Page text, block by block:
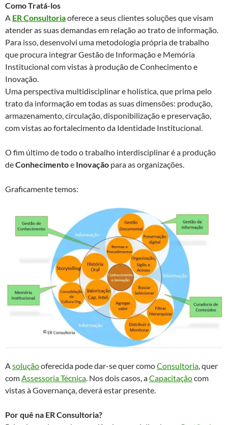
Como Tratá-los
A ER Consultoriaoferece a seus clientes soluções que visam
atender as suas demandas em relação ao trato de informação.
Para isso, desenvolvi uma metodologia própria de trabalho
que procura integrar Gestão de Informação e Memória
Institucional com vistas à produção de Conhecimento e
Inovação.
Uma perspectiva multidisciplinar e holística, que prima pelo
trato da informação em todas as suas dimensões: produção,
armazenamento, circulação, disponibilização e preservação,
com vistas ao fortalecimento da Identidade Institucional.
O fim último de todo o trabalho interdisciplinar é a produção
deConhecimentoe Inovação para as organizações.
Graficamente temos:
Asoluçãooferecida pode dar-se quer comoConsultoria, quer
comAssessoria Técnica. Nos dois casos, aCapacitaçãocom
vistas à Governança, deverá estar presente.
Por quê na ER Consultoria?